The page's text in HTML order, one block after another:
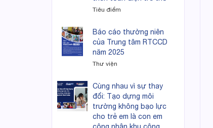
Tiêu điểm
Báo cáo thường niên
của Trung tâm RTCCD
năm 2025
Thư viện
Cùng nhau vì sự thay
đổi: Tạo dựng môi
trường không bạo lực
cho trẻ em là con em